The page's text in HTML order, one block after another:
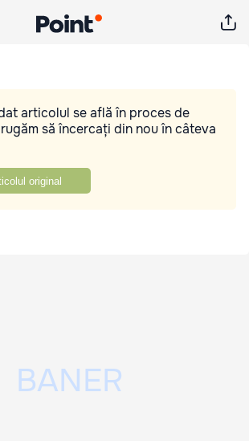
articolul se află în proces de
să încercați din nou în câteva
original